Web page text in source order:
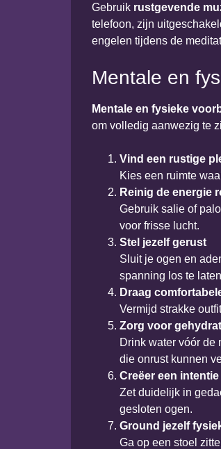
Gebruik rustgevende
telefoon, zijn
engelen tijdens de
Mentale en
Mentale en fysieke
om volledig aanwezig te
Vind een rustige
Kies een ruimte
Reinig de energie
Gebruik salie of
voor frisse lucht.
Stel jezelf gerust
Sluit je ogen en
spanning los te
Draag
Vermijd strakke
Zorg voor
Drink water vóór de
die onrust kunnen
Creëer een intentie
Zet duidelijk in
gesloten ogen.
Ground jezelf
Ga op een stoel